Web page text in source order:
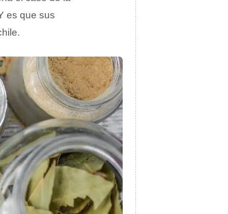
es que sus